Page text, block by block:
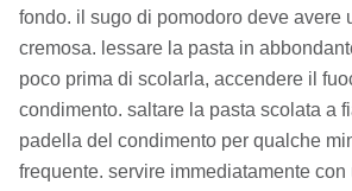
fondo. il sugo di pomodoro deve avere
cremosa. lessare la pasta in
poco prima di scolarla, accendere il
condimento. saltare la pasta scolata a
padella del condimento per qualche
frequente. servire immediatamente